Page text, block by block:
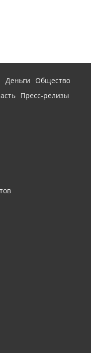
Деньги
Общество
Пресс-релизы